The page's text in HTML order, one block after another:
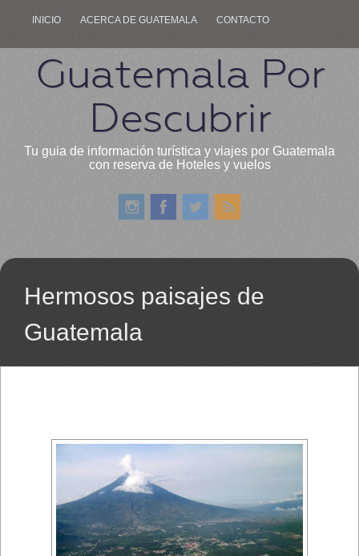
INICIO ACERCA DE GUATEMALA CONTACTO
Guatemala Por
Descubrir
Tu guia de información turística y viajes por Guatemala
con reserva de Hoteles y vuelos
Hermosos paisajes de
Guatemala